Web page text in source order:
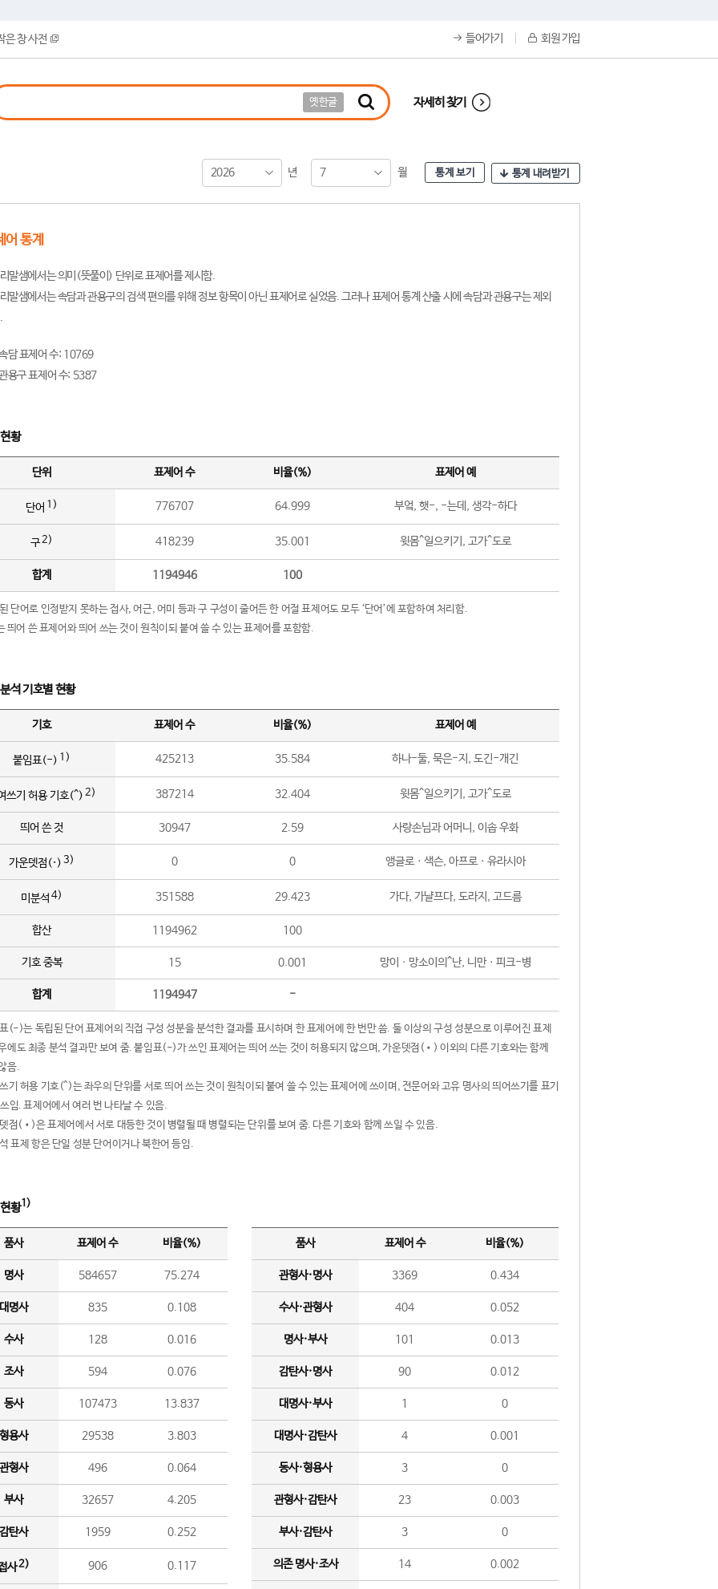
은 창 사전 들어가기 회원 가입
옛한글 자세히 찾기
2026 년 7 월 통계 보기 통계 내려받기
어 통계
말샘에서는 의미(뜻풀이) 단위로 표제어를 제시함.
말샘에서는 속담과 관용구의 검색 편의를 위해 정보 항목이 아닌 표제어로 실었음. 그러나 표제어 통계 산출 시에 속담과 관용구는 제외
담 표제어 수: 10769
용구 표제어 수: 5387
황
단위 표제어 수 비율(%) 표제어 예
단어 1) 776707 64.999 부엌, 햇-, -는데, 생각-하다
구2) 418239 35.001 윗몸^일으키기, 고가^도로
합계 1194946 100
단어로 인정받지 못하는 접사, 어근, 어미 등과 구 구성이 줄어든 한 어절 표제어도 모두 ‘단어’에 포함하여 처리함.
띄어 쓴 표제어와 띄어 쓰는 것이 원칙이되 붙여 쓸 수 있는 표제어를 포함함.
석 기호별 현황
기호 표제어 수 비율(%) 표제어 예
붙임표(-) 1) 425213 35.584 하나-둘, 묵은-지, 도긴-개긴
쓰기 허용 기호(^) 2) 387214 32.404 윗몸^일으키기, 고가^도로
띄어 쓴 것 30947 2.59 사랑손님과 어머니, 이솝 우화
가운뎃점(·) 3) 0 0 앵글로ㆍ색슨, 아프로ㆍ유라시아
미분석 4) 351588 29.423 가다, 가냘프다, 도라지, 고드름
합산 1194962 100
기호 중복 15 0.001 망이ㆍ망소이의^난, 니만ㆍ피크-병
합계 1194947 -
(-)는 독립된 단어 표제어의 직접 구성 성분을 분석한 결과를 표시하며 한 표제어에 한 번만 씀. 둘 이상의 구성 성분으로 이루어진 표제
에도 최종 분석 결과만 보여 줌. 붙임표(-)가 쓰인 표제어는 띄어 쓰는 것이 허용되지 않으며, 가운뎃점(•) 이외의 다른 기호와는 함께
음.
기 허용 기호(^)는 좌우의 단위를 서로 띄어 쓰는 것이 원칙이되 붙여 쓸 수 있는 표제어에 쓰이며, 전문어와 고유 명사의 띄어쓰기를 표기
임. 표제어에서 여러 번 나타날 수 있음.
점(•)은 표제어에서 서로 대등한 것이 병렬될 때 병렬되는 단위를 보여 줌. 다른 기호와 함께 쓰일 수 있음.
표제 항은 단일 성분 단어이거나 북한어 등임.
황1)
품사 표제어 수 비율(%)
명사 584657 75.274
명사 835 0.108
수사 128 0.016
조사 594 0.076
동사 107473 13.837
용사 29538 3.803
형사 496 0.064
부사 32657 4.205
탄사 1959 0.252
사2) 906 0.117
품사 표제어 수 비율(%)
관형사·명사 3369 0.434
수사·관형사 404 0.052
명사·부사 101 0.013
감탄사·명사 90 0.012
대명사·부사 1 0
대명사·감탄사 4 0.001
동사·형용사 3 0
관형사·감탄사 23 0.003
부사·감탄사 3 0
의존 명사·조사 14 0.002